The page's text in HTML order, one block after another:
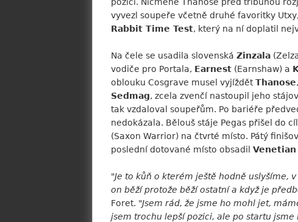
vyvezl soupeře včetně druhé favoritky
Rabbit Time Test, který na ní doplatil
Na čele se usadila slovenská Zinzala
vodiče pro Portala, Earnest (Earnshaw) a
oblouku Cosgrave musel vyjíždětThanose
Sedmag, zcela zvenčí nastoupil jeho
tak vzdaloval soupeřům. Po bariéře
nedokázala. Bělouš stáje Pegas přišel do
(Saxon Warrior) na čtvrté místo. Pátý
poslední dotované místo obsadil
"Je to kůň o kterém ještě hodně uslyšíme,
on běží protože běží ostatní a když je
Foret. "Jsem rád, že jsme ho mohl jet,
jsem trochu lepší pozici, ale po startu